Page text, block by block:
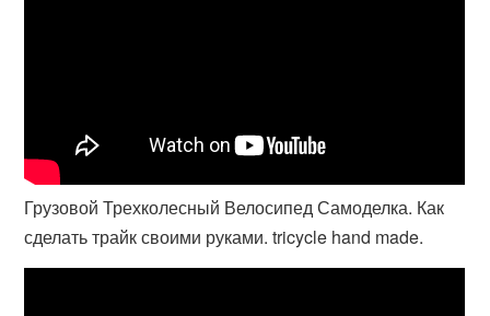
Грузовой Трехколесный Велосипед Самоделка. Как
сделать трайк своими руками. tricycle hand made.